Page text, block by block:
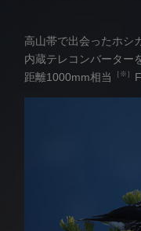
高山帯で出会ったホシ
内蔵テレコンバーター
距離1000mm相当
［※］